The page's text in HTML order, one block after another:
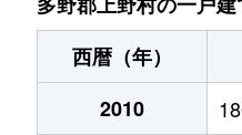
西暦（年）
2010